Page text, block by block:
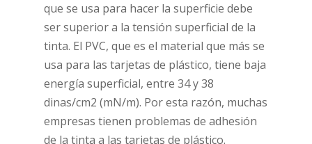
que se usa para hacer la superficie debe
ser superior a la tensión superficial de la
tinta. El PVC, que es el material que más se
usa para las tarjetas de plástico, tiene baja
energía superficial, entre 34 y 38
dinas/cm2 (mN/m). Por esta razón, muchas
empresas tienen problemas de adhesión
de la tinta a las tarjetas de plástico.